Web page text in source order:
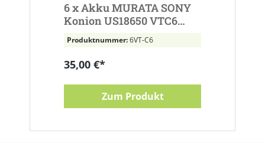
6 x Akku MURATA SONY
Konion US18650 VTC6
max.30A 3120mAh Li-Ion
3,7V 3.7V
Produktnummer:6VT-C6
35,00 €*
Zum Produkt